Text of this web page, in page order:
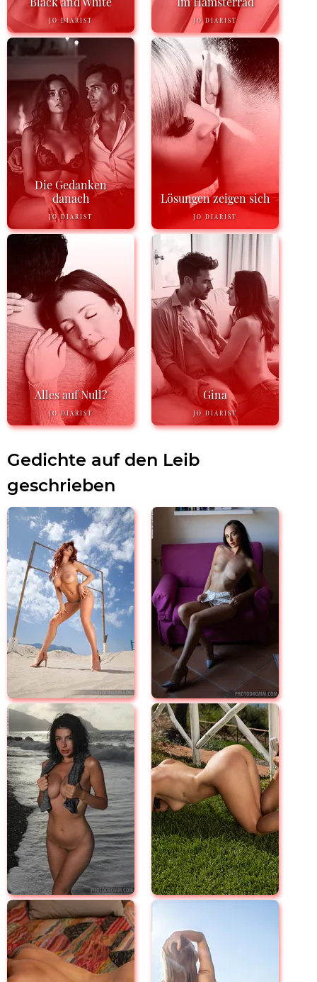
JO DIARIST JO DIARIST
Die Gedanken
danach
JO DIARIST
Lösungen zeigen sich
JO DIARIST
Alles auf Null?
JO DIARIST
Gina
JO DIARIST
Gedichte auf den Leib
geschrieben